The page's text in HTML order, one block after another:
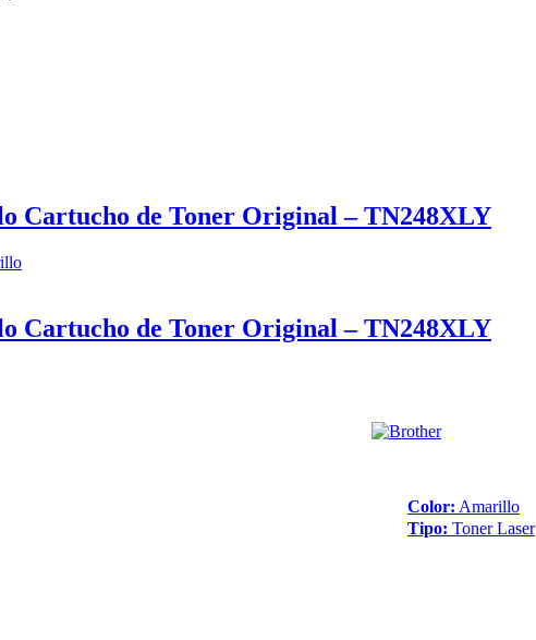
Cartucho de Toner Original – TN248XLY
Cartucho de Toner Original – TN248XLY
Color: Amarillo
Tipo: Toner Laser